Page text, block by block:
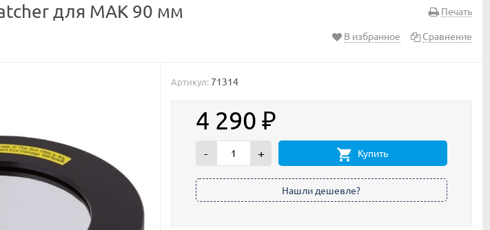
Печать
для MAK 90 мм
В избранное Сравнение
Артикул: 71314
4 290 ₽
- + Купить